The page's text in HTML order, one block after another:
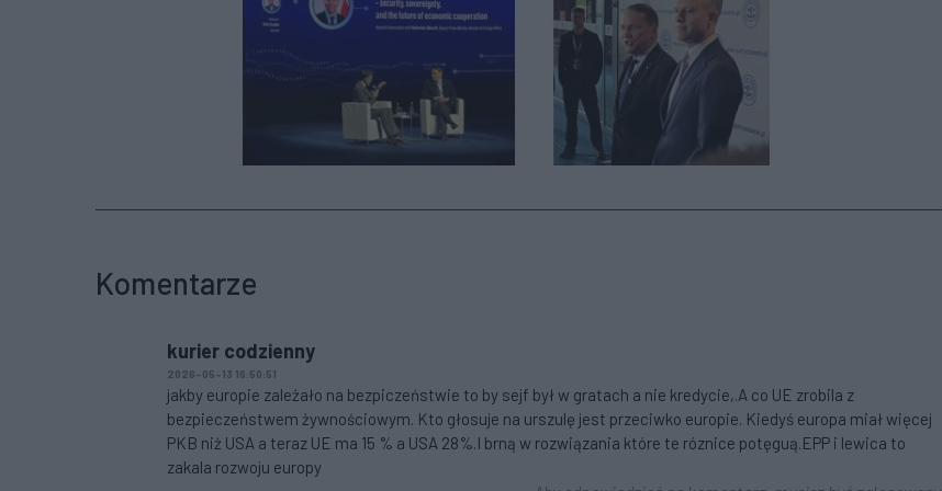
Komentarze
kurier codzienny
2026-05-13 16:50:51
jakby europie zależało na bezpiczeństwie to by sejf był w gratach a nie kredycie,.A co UE zrobila z
bezpieczeństwem żywnościowym. Kto głosuje na urszulę jest przeciwko europie. Kiedyś europa miał więcej
PKB niż USA a teraz UE ma 15 % a USA 28%.I brną w rozwiązania które te róznice potęguą.EPP i lewica to
zakala rozwoju europy